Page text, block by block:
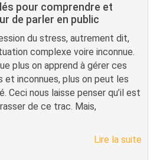
pour comprendre et
de parler en public
du stress, autrement dit,
complexe voire inconnue.
plus on apprend à gérer ces
inconnues, plus on peut les
Ceci nous laisse penser qu’il est
de ce trac. Mais,
Lire la suite